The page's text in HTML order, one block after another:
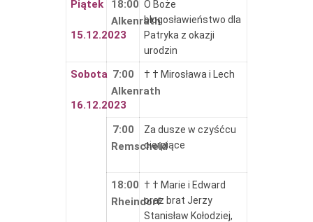
Piątek
15.12.2023
18:00
Alkenrath
O Boże
błogosławieństwo dla
Patryka z okazji
urodzin
Sobota
16.12.2023
7:00
Alkenrath
† † Mirosława i Lech
7:00
Remscheid
Za dusze w czyśćcu
cierpiące
18:00
Rheindorf
† † Marie i Edward
oraz brat Jerzy
Stanisław Kołodziej,